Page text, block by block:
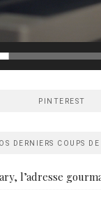
PINTEREST
DERNIERS COUPS
l’adresse